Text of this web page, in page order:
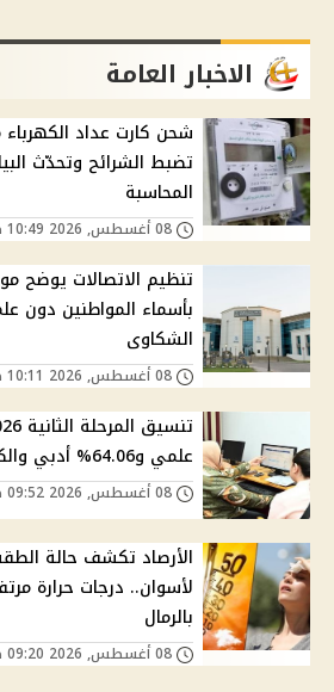
الاخبار العامة
شحن كارت عداد
تضبط الشرائح وتحدّث
المحاسبة
تنظيم الاتصالات يوضح
بأسماء المواطنين دون
الشكاوى
علمي و64.06% أدبي والكليات المتوقعة
الأرصاد تكشف حالة
لأسوان.. درجات حرارة
بالرمال